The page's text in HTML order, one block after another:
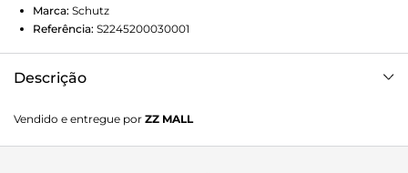
Marca: Schutz
Referência: S2245200030001
Descrição
que a gente ama! Com acabamento em nobuck, ela aposta
em um visual sofisticado com pegada fashionista. As duas
Vendido e entregue por ZZ MALL